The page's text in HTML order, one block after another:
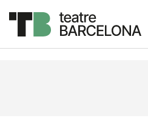
Descripció Fitxa